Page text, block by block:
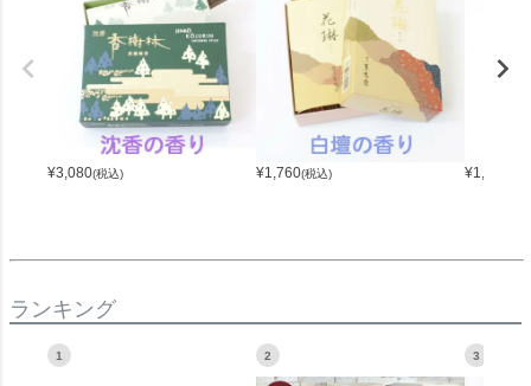
¥3,080(税込) ¥1,760(税込) ¥1,100
ランキング
1 2 3